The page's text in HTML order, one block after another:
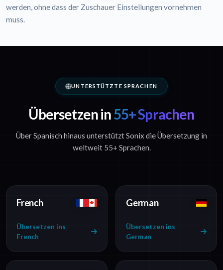
werden, ohne dass der Zuschauer Einstellungen vornehmen
muss.
UNTERSTÜTZTE SPRACHEN
Übersetzen in55+ Sprachen
Über Spanisch hinaus unterstützt Sonix die Übersetzung in
weltweit 55+ Sprachen.
French
Übersetzen ins
French
German
Übersetzen ins
German